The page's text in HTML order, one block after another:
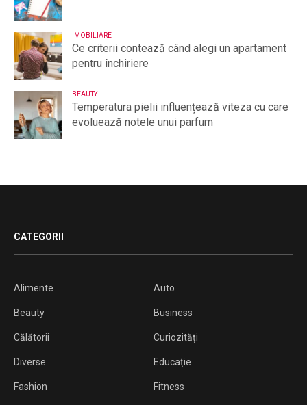
IMOBILIARE
Ce criterii contează când alegi un apartament
pentru închiriere
BEAUTY
Temperatura pielii influențează viteza cu care
evoluează notele unui parfum
CATEGORII
Alimente Auto
Beauty Business
Călătorii Curiozități
Diverse Educație
Fashion Fitness